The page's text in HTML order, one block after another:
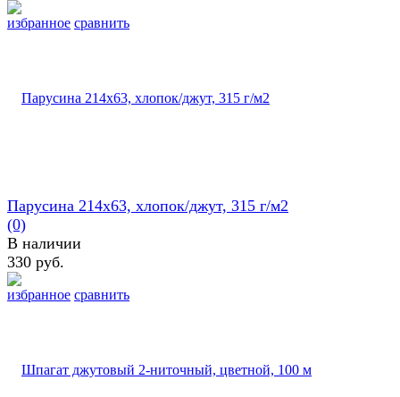
избранное сравнить
избранное сравнить
Парусина 214х63, хлопок/джут, 315 г/м2
(0)
В наличии
330 руб.